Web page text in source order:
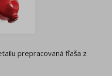
prepracovaná fľaša z